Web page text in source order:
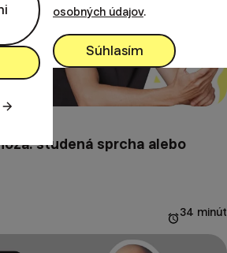
studená sprcha alebo
34 minút
osobných údajov.
Súhlasím